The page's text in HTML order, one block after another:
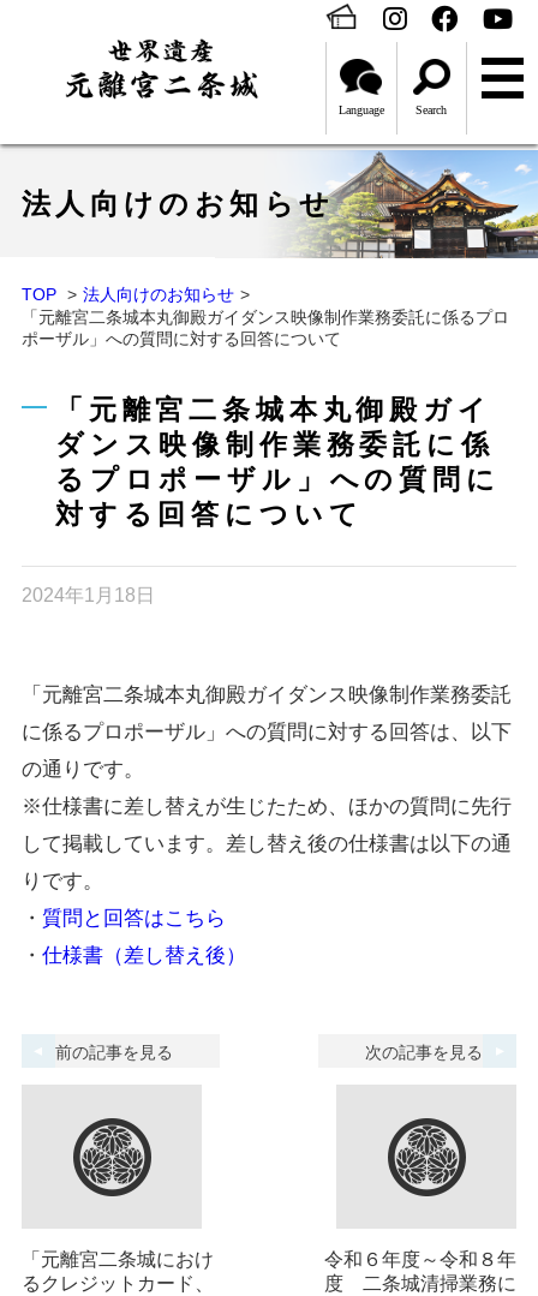
Language Search
法人向けのお知らせ
TOP
法人向けのお知らせ
「元離宮二条城本丸御殿ガイダンス映像制作業務委託に係るプロ
ポーザル」への質問に対する回答について
「元離宮二条城本丸御殿ガイ
ダンス映像制作業務委託に係
るプロポーザル」への質問に
対する回答について
2024年1月18日
「元離宮二条城本丸御殿ガイダンス映像制作業務委託
に係るプロポーザル」への質問に対する回答は、以下
の通りです。
※仕様書に差し替えが生じたため、ほかの質問に先行
して掲載しています。差し替え後の仕様書は以下の通
りです。
・ 質問と回答はこちら
・ 仕様書（差し替え後）
前の記事を見る
「元離宮二条城におけ
るクレジットカード、
次の記事を見る
令和６年度～令和８年
度 二条城清掃業務に